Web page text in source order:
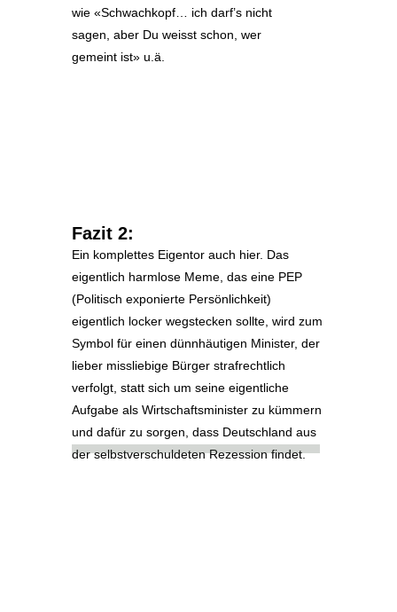
wie «Schwachkopf… ich darf’s nicht
sagen, aber Du weisst schon, wer
gemeint ist» u.ä.
Fazit 2:
Ein komplettes Eigentor auch hier. Das
eigentlich harmlose Meme, das eine PEP
(Politisch exponierte Persönlichkeit)
eigentlich locker wegstecken sollte, wird zum
Symbol für einen dünnhäutigen Minister, der
lieber missliebige Bürger strafrechtlich
verfolgt, statt sich um seine eigentliche
Aufgabe als Wirtschaftsminister zu kümmern
und dafür zu sorgen, dass Deutschland aus
der selbstverschuldeten Rezession findet.